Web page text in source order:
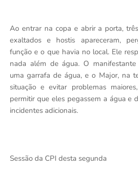
Ao entrar na copa e abrir a porta,
exaltados e hostis apareceram,
função e o que havia no local. Ele
nada além de água. O
uma garrafa de água, e o Major, na
situação e evitar problemas
permitir que eles pegassem a água e
incidentes adicionais.
Sessão da CPI desta segunda